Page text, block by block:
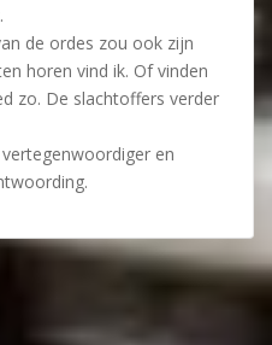
de ordes zou ook zijn
horen vind ik. Of vinden
zo. De slachtoffers verder
en